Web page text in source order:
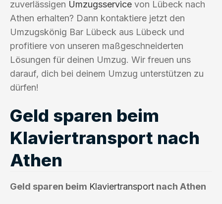
zuverlässigen Umzugsservice von Lübeck nach
Athen erhalten? Dann kontaktiere jetzt den
Umzugskönig Bar Lübeck aus Lübeck und
profitiere von unseren maßgeschneiderten
Lösungen für deinen Umzug. Wir freuen uns
darauf, dich bei deinem Umzug unterstützen zu
dürfen!
Geld sparen beim
Klaviertransport nach
Athen
Geld sparen beim Klaviertransport nach Athen